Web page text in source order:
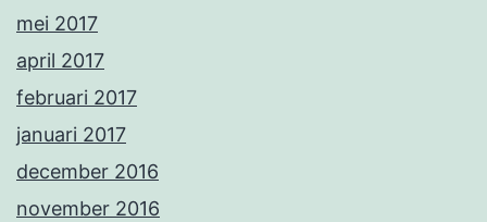
mei 2017
april 2017
februari 2017
januari 2017
december 2016
november 2016